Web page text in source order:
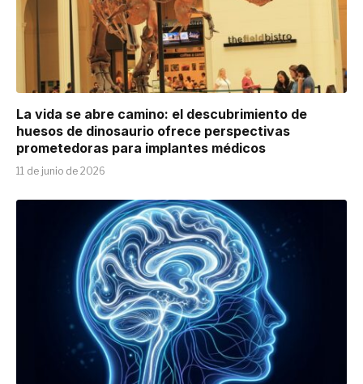
La vida se abre camino: el descubrimiento de
huesos de dinosaurio ofrece perspectivas
prometedoras para implantes médicos
11 de junio de 2026